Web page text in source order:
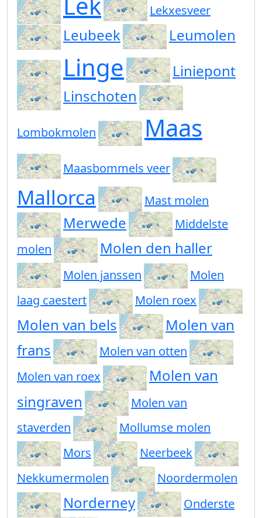
Lekxesveer
Leubeek Leumolen
Linge
Liniepont
Linschoten
Lombokmolen Maas
Maasbommels veer
Mallorca Mast molen
Merwede
Middelste
molen
Molen den haller
Molen janssen
Molen
laag caestert
Molen roex
Molen van bels
Molen van
frans
Molen van otten
Molen van roex
Molen van
singraven
Molen van
staverden
Mollumse molen
Mors
Neerbeek
Nekkumermolen
Noordermolen
Norderney
Onderste